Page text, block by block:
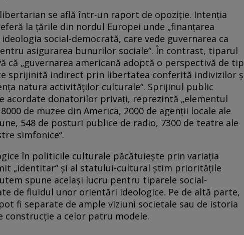
se află într-un raport de opoziţie. Intenţia
la ţările din nordul Europei unde „finanţarea
social-democrată, care vede guvernarea ca
asigurarea bunurilor sociale“. În contrast, tiparul
că „guvernarea americană adoptă o perspectivă de tip
sprijinită indirect prin libertatea conferită indivizilor
natura activităţilor culturale“. Sprijinul public
acordate donatorilor privaţi, reprezintă „elementul
de muzee din America, 2000 de agenţii locale ale
548 de posturi publice de radio, 7300 de teatre ale
simfonice“.
în politicile culturale păcătuieşte prin variaţia
„identitar“ şi al statului-cultural ştim priorităţile
spune acelaşi lucru pentru tiparele social-
de fluidul unor orientări ideologice. Pe de altă parte,
fi separate de ample viziuni societale sau de istoria
a celor patru modele.